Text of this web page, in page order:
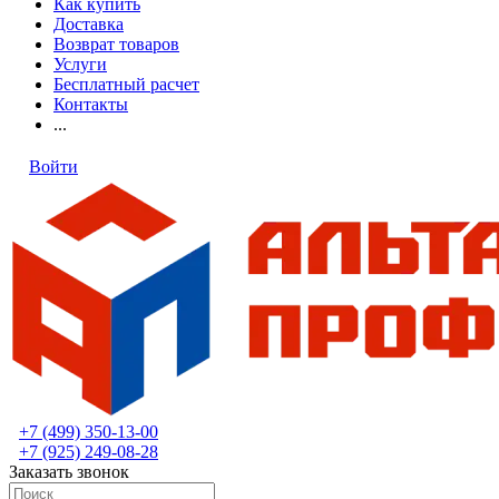
Как купить
Доставка
Возврат товаров
Услуги
Бесплатный расчет
Контакты
...
Войти
+7 (499) 350-13-00
+7 (925) 249-08-28
Заказать звонок